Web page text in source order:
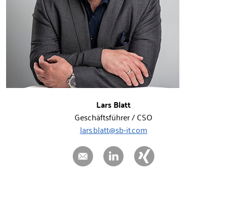
Lars Blatt
Geschäftsführer / CSO
lars.blatt@sb-it.com